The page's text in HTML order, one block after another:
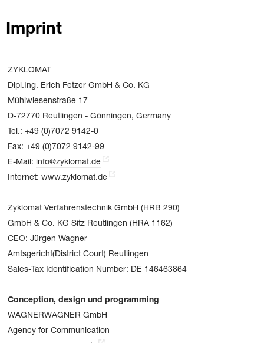
Imprint
ZYKLOMAT
Dipl.Ing. Erich Fetzer GmbH & Co. KG
Mühlwiesenstraße 17
D-72770 Reutlingen - Gönningen, Germany
Tel.: +49 (0)7072 9142-0
Fax: +49 (0)7072 9142-99
E-Mail: info@zyklomat.de
Internet: www.zyklomat.de
Zyklomat Verfahrenstechnik GmbH (HRB 290)
GmbH & Co. KG Sitz Reutlingen (HRA 1162)
CEO: Jürgen Wagner
Amtsgericht(District Court) Reutlingen
Sales-Tax Identification Number: DE 146463864
Conception, design und programming
WAGNERWAGNER GmbH
Agency for Communication